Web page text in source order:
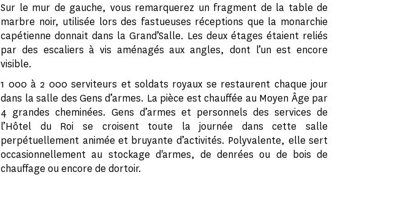
Sur le mur de gauche, vous remarquerez un fragment de la table de
marbre noir, utilisée lors des fastueuses réceptions que la monarchie
capétienne donnait dans la Grand’Salle. Les deux étages étaient reliés
par des escaliers à vis aménagés aux angles, dont l’un est encore
visible.
1 000 à 2 000 serviteurs et soldats royaux se restaurent chaque jour
dans la salle des Gens d’armes. La pièce est chauffée au Moyen Âge par
4 grandes cheminées. Gens d’armes et personnels des services de
l’Hôtel du Roi se croisent toute la journée dans cette salle
perpétuellement animée et bruyante d’activités. Polyvalente, elle sert
occasionnellement au stockage d'armes, de denrées ou de bois de
chauffage ou encore de dortoir.